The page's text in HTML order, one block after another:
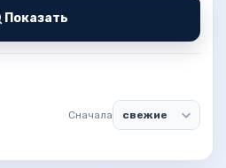
Показать
Сначала